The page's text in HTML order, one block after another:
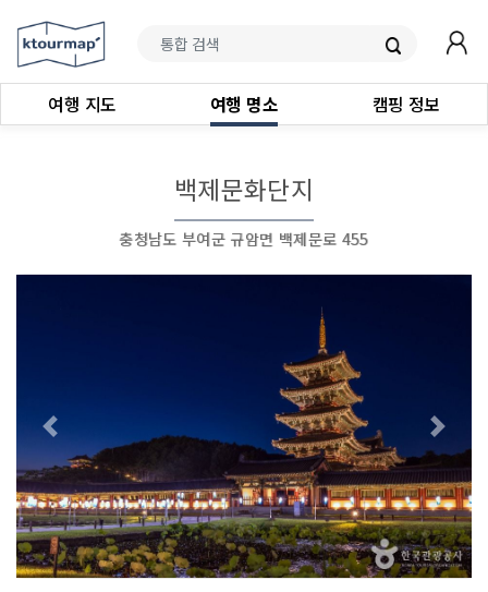
여행 지도 여행 명소 캠핑 정보
백제문화단지
충청남도 부여군 규암면 백제문로 455